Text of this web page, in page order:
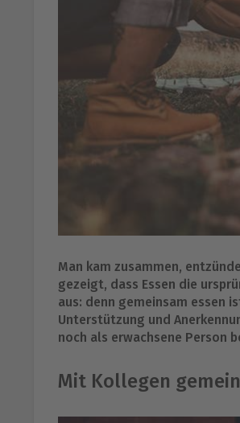
Man kam zusammen,
gezeigt, dass Essen die
aus: denn gemeinsam essen
Unterstützung und
noch als erwachsene Person
Mit Kollegen